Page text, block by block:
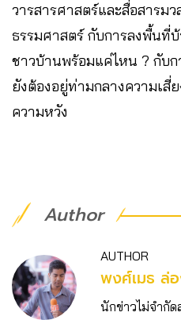
วารสารศาสตร์และสื่อสารม
ธรรมศาสตร์ กับการลงพื้นที่
ชาวบ้านพร้อมแค่ไหน ? กับ
ยังต้องอยู่ท่ามกลางความเสี่
ความหวัง
Author
AUTHOR
พงศ์เมธ ล่
นักข่าวไม่จำกัด